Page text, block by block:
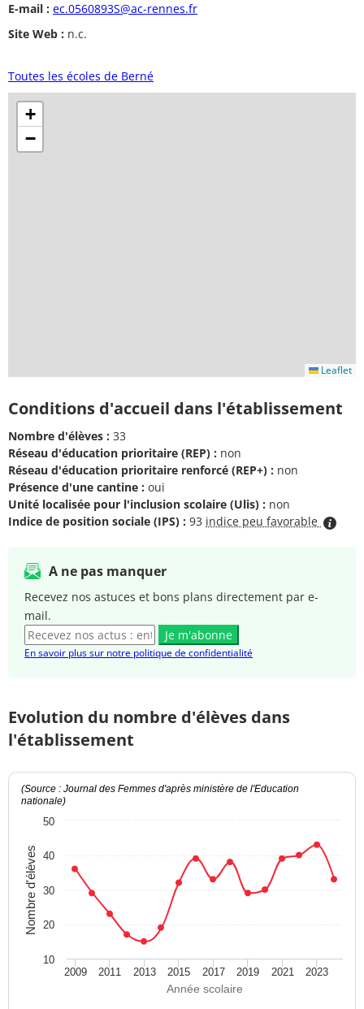
E-mail : ec.0560893S@ac-rennes.fr
Site Web : n.c.
Toutes les écoles de Berné
+
−
Leaflet
Conditions d'accueil dans l'établissement
Nombre d'élèves : 33
Réseau d'éducation prioritaire (REP) : non
Réseau d'éducation prioritaire renforcé (REP+) : non
Présence d'une cantine : oui
Unité localisée pour l'inclusion scolaire (Ulis) : non
Indice de position sociale (IPS) : 93 indice peu favorable
A ne pas manquer
Recevez nos astuces et bons plans directement par e-
mail.
Je m'abonne
En savoir plus sur notre politique de confidentialité
Evolution du nombre d'élèves dans
l'établissement
Année scolaire
Nombre d'élèves
(Source : Journal des Femmes d'après ministère de l'Education
nationale)
2009 2011 2013 2015 2017 2019 2021 2023
10
20
30
40
50